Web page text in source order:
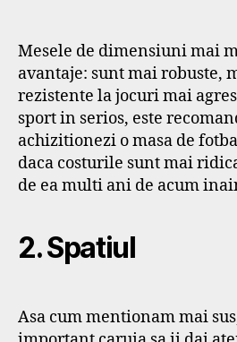
Mesele de dimensiuni mai
avantaje: sunt mai robuste,
rezistente la jocuri mai
sport in serios, este
achizitionezi o masa de
daca costurile sunt mai
de ea multi ani de acum
2. Spatiul
Asa cum mentionam mai